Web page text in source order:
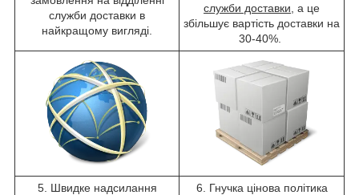
служби доставки в
найкращому вигляді.
служби доставки , а це
збільшує вартість доставки на
30-40%.
5. Швидке надсилання
6. Гнучка цінова політика